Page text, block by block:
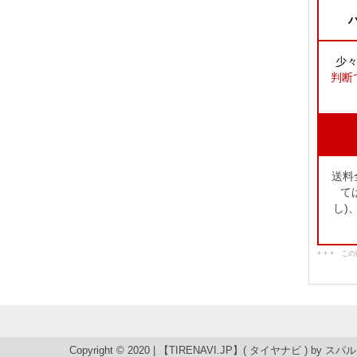
少
判断
送料
て
し)
+ + + この
Copyright © 2020 | 【TIRENAVI.JP】( タイヤナビ ) by スパ